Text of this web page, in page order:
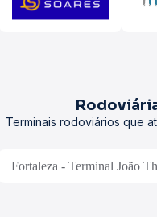
Terminais rodoviários que
Fortaleza - Terminal João